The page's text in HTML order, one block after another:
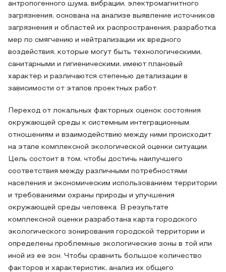
антропогенного шума, вибрации, электромагнитного
загрязнения, основана на анализе выявление источников
загрязнения и областей их распространения, разработка
мер по смягчению и нейтрализации их вредного
воздействия, которые могут быть технологическими,
санитарными и гигиеническими, имеют плановый
характер и различаются степенью детализации в
зависимости от этапов проектных работ.
Переход от локальных факторных оценок состояния
окружающей среды к системным интеграционным
отношениям и взаимодействию между ними происходит
на этапе комплексной экологической оценки ситуации.
Цель состоит в том, чтобы достичь наилучшего
соответствия между различными потребностями
населения и экономическим использованием территории
и требованиями охраны природы и улучшения
окружающей среды человека. В результате
комплексной оценки разработана карта городского
экологического зонирования городской территории и
определены проблемные экологические зоны в той или
иной из ее зон. Чтобы сравнить большое количество
факторов и характеристик, анализ их общего